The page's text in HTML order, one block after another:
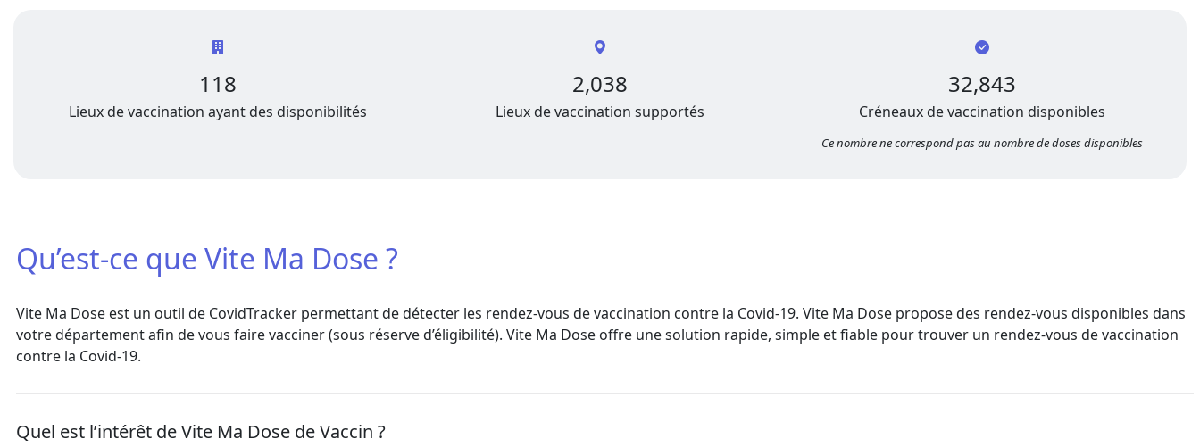
Qu’est-ce que Vite Ma Dose ?
Vite Ma Dose est un outil de CovidTrackerpermettant de détecter les rendez-vous de vaccination contre la Covid-19. Vite Ma Dose propose des rendez-vous disponibles dans
votre département afin de vous faire vacciner (sous réserve d’éligibilité). Vite Ma Dose offre une solution rapide, simple et fiable pour trouver un rendez-vous de vaccination
contre la Covid-19.
Quel est l’intérêt de Vite Ma Dose de Vaccin ?